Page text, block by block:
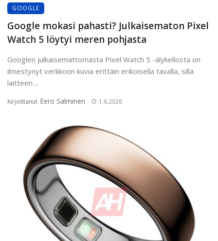
GOOGLE
Google mokasi pahasti? Julkaisematon Pixel
Watch 5 löytyi meren pohjasta
Googlen julkaisemattomasta Pixel Watch 5 -älykellosta on
ilmestynyt verkkoon kuvia erittäin erikoisella tavalla, sillä
laitteen ...
Kirjoittanut Eero Salminen 1.6.2026